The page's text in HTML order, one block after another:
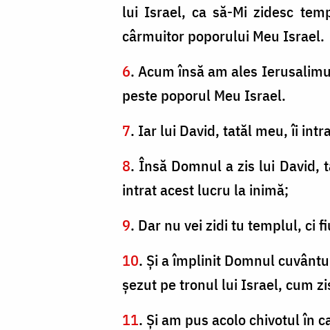
lui Israel, ca să-Mi zidesc
cârmuitor poporului Meu Israel.
6. Acum însă am ales
peste poporul Meu Israel.
7. Iar lui David, tatăl meu, îi
8. Însă Domnul a zis lui David,
intrat acest lucru la inimă;
9. Dar nu vei zidi tu templul, ci
10. Şi a împlinit Domnul
şezut pe tronul lui Israel, cum
11. Şi am pus acolo chivotul în